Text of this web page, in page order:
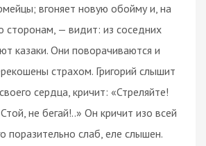
вгоняет новую обойму и, на
сторонам, — видит: из соседних
казаки. Они поворачиваются и
страхом. Григорий слышит
сердца, кричит: «Стреляйте!
не бегай!..» Он кричит изо всей
поразительно слаб, еле слышен.